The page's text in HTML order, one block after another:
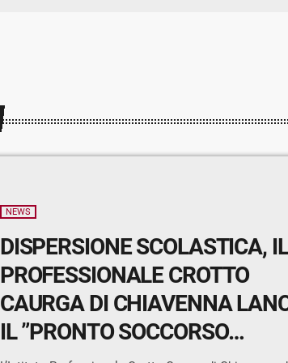
NEWS
DISPERSIONE SCOLASTICA, IL
PROFESSIONALE CROTTO
CAURGA DI CHIAVENNA
IL ”PRONTO SOCCORSO